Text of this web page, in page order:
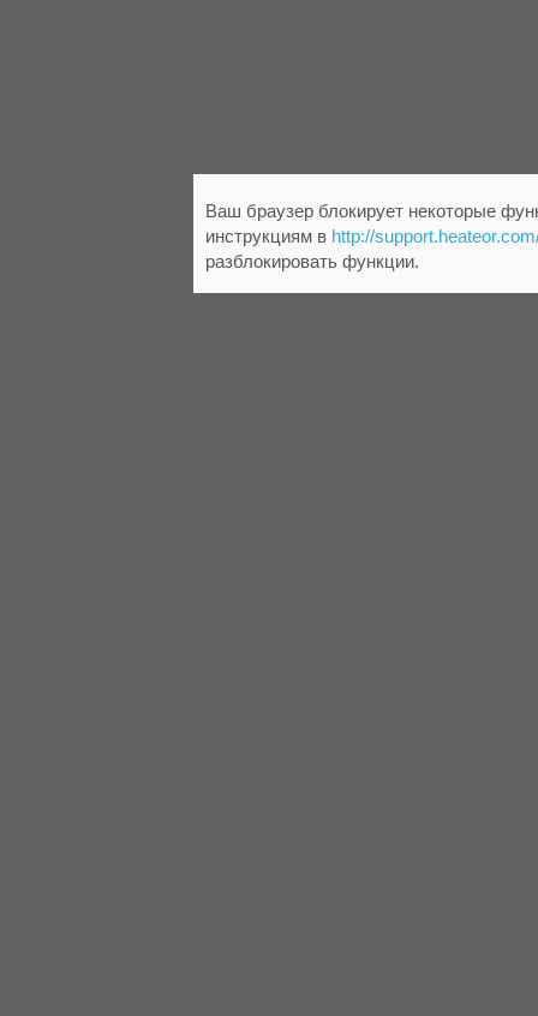
Ваш браузер блокирует некоторые
инструкциям в http://
разблокировать функции.